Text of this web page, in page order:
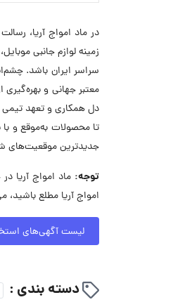
در ماد امواج آریا،
زمینه لوازم جانبی
سراسر ایران باشد.
معتبر جهانی و
دل همکاری و تعهد تیمی
تا محصولات به‌موقع و
جدیدترین موقعیت‌های
توجه:
امواج آریا مطلع
لیست آگهی‌های
دسته بندی :